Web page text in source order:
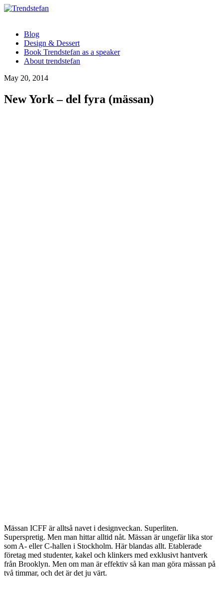
Blog
Design & Dessert
Book Trendstefan as a speaker
About trendstefan
May 20, 2014
New York – del fyra (mässan)
Mässan ICFF är alltså navet i designveckan. Superliten.
Superspretig. Men man hittar alltid nåt. Mässan är ungefär lika stor
som A- eller C-hallen i Stockholm. Här blandas allt. Etablerade
företag med studenter, kakel och klinkers med exklusivt hantverk
från Brooklyn. Men om man är effektiv så kan man göra mässan på
två timmar, och det är det ju värt.